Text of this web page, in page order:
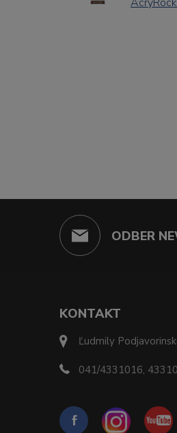
ODBER
KONTAKT
Ľudmily
041/4331016,